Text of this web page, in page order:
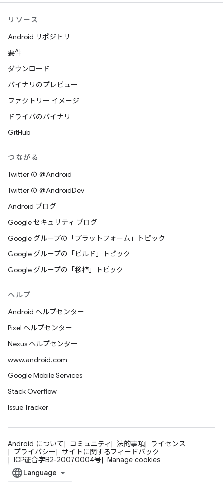
リソース
Android リポジトリ
要件
ダウンロード
バイナリのプレビュー
ファクトリー イメージ
ドライバのバイナリ
GitHub
つながる
Twitter の @Android
Twitter の @AndroidDev
Android ブログ
Google セキュリティ ブログ
Google グループの「プラットフォーム」トピック
Google グループの「ビルド」トピック
Google グループの「移植」トピック
ヘルプ
Android ヘルプセンター
Pixel ヘルプセンター
Nexus ヘルプセンター
www.android.com
Google Mobile Services
Stack Overflow
Issue Tracker
Android について コミュニティ 法的事項
ライセンス
プライバシー
サイトに関するフィードバック
ICP证合字B2-20070004号
Manage cookies